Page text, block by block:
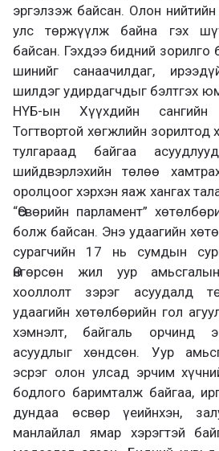
эргэлзэж байсан. Олон
улс төржүүлж байна гэх
байсан. Гэхдээ бидний
шинийг санаачилдаг,
шилдэг удирдагчдыг бэлтгэх
НҮБ-ын Хүүхдийн сангийн
Тогтвортой хөгжлийн зорилтод
тулгараад байгаа
шийдвэрлэхийн төлөө
оролцоог хэрхэн яаж хангах
“Өсвөрийн парламент”
болж байсан. Энэ удаагийн
сурагчийн 17 нь сумдын
Өнгөрсөн жил уур
хооллолт зэрэг асуудалд
удаагийн хөтөлбөрийн гол
хэмнэлт, байгаль орчинд
асуудлыг хөндсөн. Уур
эсрэг олон улсад эрчим
бодлого баримталж байгаа,
дундаа өсвөр үеийнхэн,
манлайлал ямар хэрэгтэй